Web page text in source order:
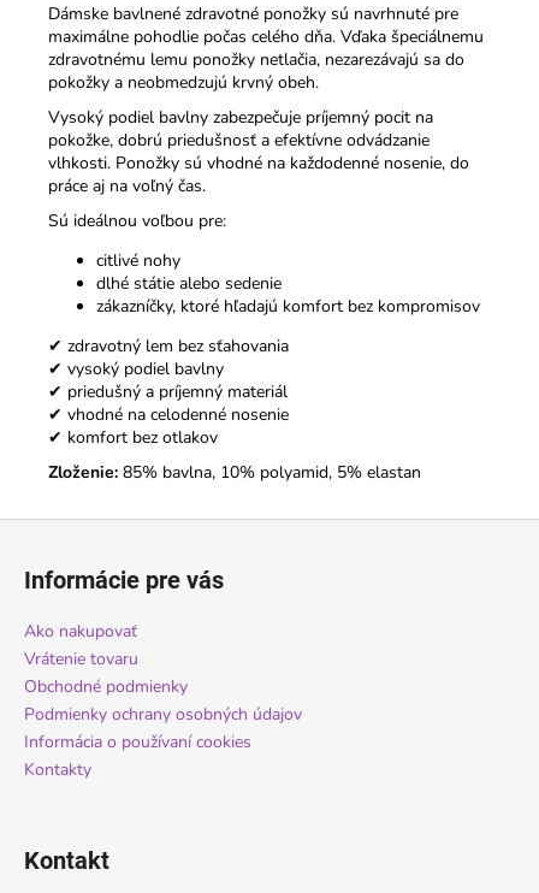
Dámske bavlnené zdravotné ponožky sú navrhnuté pre
maximálne pohodlie počas celého dňa. Vďaka špeciálnemu
zdravotnému lemu ponožky netlačia, nezarezávajú sa do
pokožky a neobmedzujú krvný obeh.
Vysoký podiel bavlny zabezpečuje príjemný pocit na
pokožke, dobrú priedušnosť a efektívne odvádzanie
vlhkosti. Ponožky sú vhodné na každodenné nosenie, do
práce aj na voľný čas.
Sú ideálnou voľbou pre:
citlivé nohy
dlhé státie alebo sedenie
zákazníčky, ktoré hľadajú komfort bez kompromisov
✔ zdravotný lem bez sťahovania
✔ vysoký podiel bavlny
✔ priedušný a príjemný materiál
✔ vhodné na celodenné nosenie
✔ komfort bez otlakov
Zloženie: 85% bavlna, 10% polyamid, 5% elastan
Informácie pre vás
Ako nakupovať
Vrátenie tovaru
Obchodné podmienky
Podmienky ochrany osobných údajov
Informácia o používaní cookies
Kontakty
Kontakt